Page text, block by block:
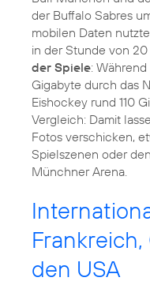
der Buffalo Sabres
mobilen Daten
in der Stunde von 20
der Spiele:
Gigabyte durch das
Eishockey rund 110
Vergleich: Damit
Fotos verschicken,
Spielszenen oder
Münchner Arena.
den USA